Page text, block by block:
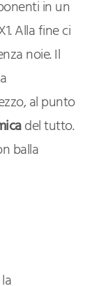
in un
Alla fine ci
noie. Il
al punto
del tutto.
balla